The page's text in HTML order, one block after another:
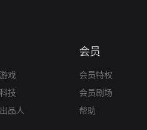
游戏
科技
出品人
会员
会员特权
会员剧场
帮助